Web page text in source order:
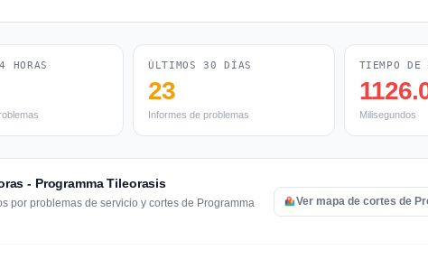
HORAS ÚLTIMOS 30 DÍAS
23
Informes de problemas
TIEMPO DE
Milisegundos
- Programma Tileorasis
por problemas de servicio y cortes de Programma
Ver mapa de cortes de